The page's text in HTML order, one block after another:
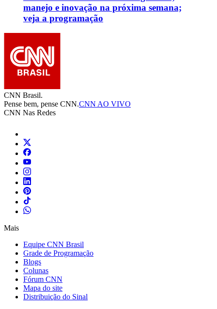
manejo e inovação na próxima semana;
veja a programação
CNN Brasil.
Pense bem, pense CNN.CNN AO VIVO
CNN Nas Redes
Mais
Equipe CNN Brasil
Grade de Programação
Blogs
Colunas
Fórum CNN
Mapa do site
Distribuição do Sinal